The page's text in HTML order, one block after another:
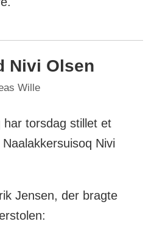
Nivi Olsen
Wille
har torsdag stillet et
Nivi
Jensen, der bragte